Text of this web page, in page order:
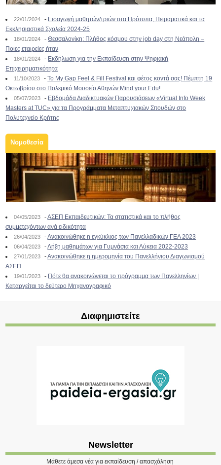
22/01/2024 - Εισαγωγή μαθητών/τριών στα Πρότυπα, Πειραματικά και τα
Εκκλησιαστικά Σχολεία 2024-25
18/01/2024 -Θεσσαλονίκη: Πλήθος κόσμου στην job day στη Νεάπολη –
Ποιες εταιρείες ήταν
18/01/2024 - Εκδήλωση για την Εκπαίδευση στην Ψηφιακή
Επιχειρηματικότητα
11/10/2023 -To My Gap Feel & Fill Festival και φέτος κοντά σας! Πέμπτη 19
Οκτωβρίου στο Πολεμικό Μουσείο Αθηνών Mind your Edu!
05/07/2023 - Εβδομάδα Διαδικτυακών Παρουσιάσεων «Virtual Info Week
Masters at TUC» για τα Προγράμματα Μεταπτυχιακών Σπουδών στο
Πολυτεχνείο Κρήτης
Νομοθεσία
04/05/2023 -ΑΣΕΠ Εκπαιδευτικών: Τα στατιστικά και το πλήθος
συμμετεχόντων ανά ειδικότητα
26/04/2023 -Ανακοινώθηκε η εγκύκλιος των Πανελλαδικών ΓΕΛ 2023
06/04/2023 -Λήξη μαθημάτων για Γυμνάσια και Λύκεια 2022-2023
27/01/2023 -Ανακοινώθηκε η ημερομηνία του Πανελλήνιου Διαγωνισμού
ΑΣΕΠ
19/01/2023 - Πότε θα ανακοινώνεται το πρόγραμμα των Πανελληνίων |
Καταργείται το δεύτερο Μηχανογραφικό
Διαφημιστείτε
Newsletter
Μάθετε άμεσα νέα για εκπαίδευση / απασχόληση